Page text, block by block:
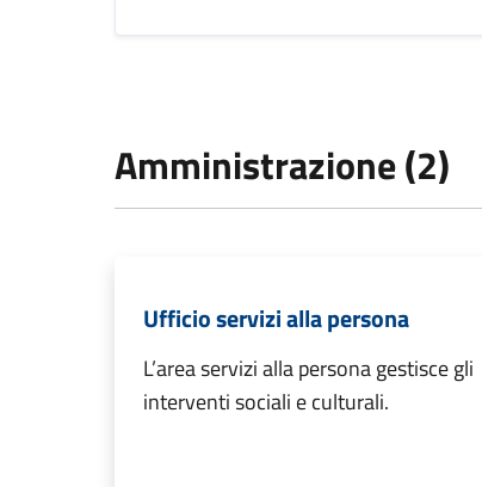
Amministrazione (2)
Ufficio servizi alla persona
L’area servizi alla persona gestisce gli
interventi sociali e culturali.